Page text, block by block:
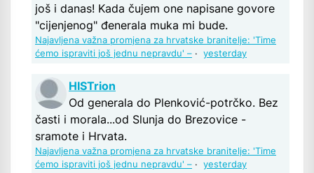
još i danas! Kada čujem one napisane govore
"cijenjenog" đenerala muka mi bude.
Najavljena važna promjena za hrvatske branitelje: 'Time
ćemo ispraviti još jednu nepravdu' – · yesterday
HISTrion
Od generala do Plenković-potrčko. Bez
časti i morala...od Slunja do Brezovice -
sramote i Hrvata.
Najavljena važna promjena za hrvatske branitelje: 'Time
ćemo ispraviti još jednu nepravdu' – · yesterday